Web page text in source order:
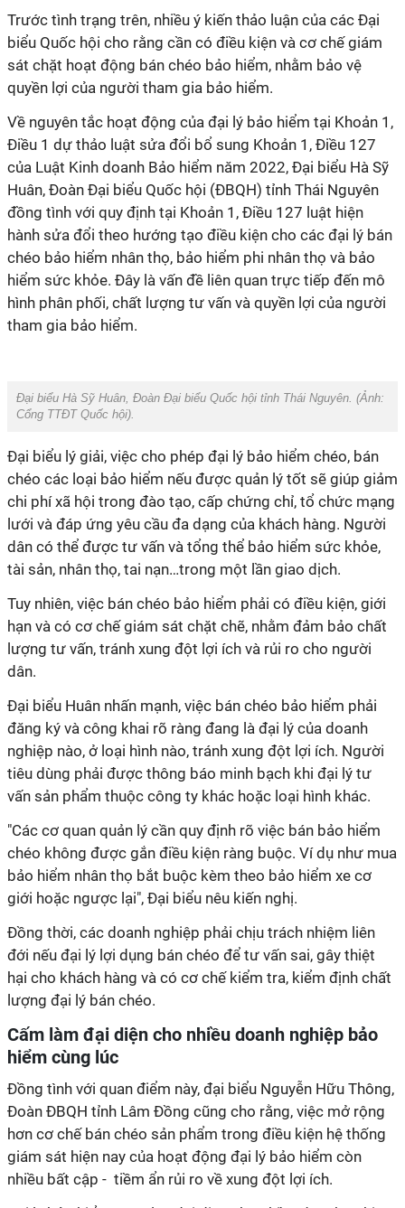
Trước tình trạng trên, nhiều ý kiến thảo luận của các Đại
biểu Quốc hội cho rằng cần có điều kiện và cơ chế giám
sát chặt hoạt động bán chéo bảo hiểm, nhằm bảo vệ
quyền lợi của người tham gia bảo hiểm.
Về nguyên tắc hoạt động của đại lý bảo hiểm tại Khoản 1,
Điều 1 dự thảo luật sửa đổi bổ sung Khoản 1, Điều 127
của Luật Kinh doanh Bảo hiểm năm 2022, Đại biểu Hà Sỹ
Huân, Đoàn Đại biểu Quốc hội (ĐBQH) tỉnh Thái Nguyên
đồng tình với quy định tại Khoản 1, Điều 127 luật hiện
hành sửa đổi theo hướng tạo điều kiện cho các đại lý bán
chéo bảo hiểm nhân thọ, bảo hiểm phi nhân thọ và bảo
hiểm sức khỏe. Đây là vấn đề liên quan trực tiếp đến mô
hình phân phối, chất lượng tư vấn và quyền lợi của người
tham gia bảo hiểm.
Đại biểu Hà Sỹ Huân, Đoàn Đại biểu Quốc hội tỉnh Thái Nguyên. (Ảnh:
Cổng TTĐT Quốc hội).
Đại biểu lý giải, việc cho phép đại lý bảo hiểm chéo, bán
chéo các loại bảo hiểm nếu được quản lý tốt sẽ giúp giảm
chi phí xã hội trong đào tạo, cấp chứng chỉ, tổ chức mạng
lưới và đáp ứng yêu cầu đa dạng của khách hàng. Người
dân có thể được tư vấn và tổng thể bảo hiểm sức khỏe,
tài sản, nhân thọ, tai nạn…trong một lần giao dịch.
Tuy nhiên, việc bán chéo bảo hiểm phải có điều kiện, giới
hạn và có cơ chế giám sát chặt chẽ, nhằm đảm bảo chất
lượng tư vấn, tránh xung đột lợi ích và rủi ro cho người
dân.
Đại biểu Huân nhấn mạnh, việc bán chéo bảo hiểm phải
đăng ký và công khai rõ ràng đang là đại lý của doanh
nghiệp nào, ở loại hình nào, tránh xung đột lợi ích. Người
tiêu dùng phải được thông báo minh bạch khi đại lý tư
vấn sản phẩm thuộc công ty khác hoặc loại hình khác.
"Các cơ quan quản lý cần quy định rõ việc bán bảo hiểm
chéo không được gắn điều kiện ràng buộc. Ví dụ như mua
bảo hiểm nhân thọ bắt buộc kèm theo bảo hiểm xe cơ
giới hoặc ngược lại", Đại biểu nêu kiến nghị.
Đồng thời, các doanh nghiệp phải chịu trách nhiệm liên
đới nếu đại lý lợi dụng bán chéo để tư vấn sai, gây thiệt
hại cho khách hàng và có cơ chế kiểm tra, kiểm định chất
lượng đại lý bán chéo.
Cấm làm đại diện cho nhiều doanh nghiệp bảo
hiểm cùng lúc
Đồng tình với quan điểm này, đại biểu Nguyễn Hữu Thông,
Đoàn ĐBQH tỉnh Lâm Đồng cũng cho rằng, việc mở rộng
hơn cơ chế bán chéo sản phẩm trong điều kiện hệ thống
giám sát hiện nay của hoạt động đại lý bảo hiểm còn
nhiều bất cập - tiềm ẩn rủi ro về xung đột lợi ích.